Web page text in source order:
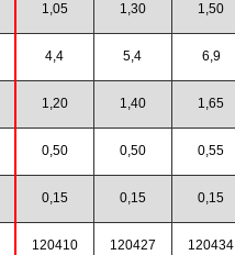
1,05 1,30 1,50
4,4 5,4 6,9
1,20 1,40 1,65
0,50 0,50 0,55
0,15 0,15 0,15
120410 120427 120434